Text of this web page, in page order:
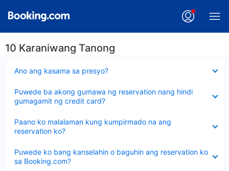
10 Karaniwang Tanong
Ano ang kasama sa presyo?
ang
Puwede ba akong gumawa ng reservation nang hindi
gumagamit ng credit card?
ang
sagot
Paano ko malalaman kung kumpirmado na ang
reservation ko?
ang
sagot
Puwede ko bang kanselahin o baguhin ang reservation ko
sa Booking.com?
ang
sagot